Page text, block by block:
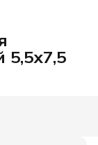
5,5х7,5